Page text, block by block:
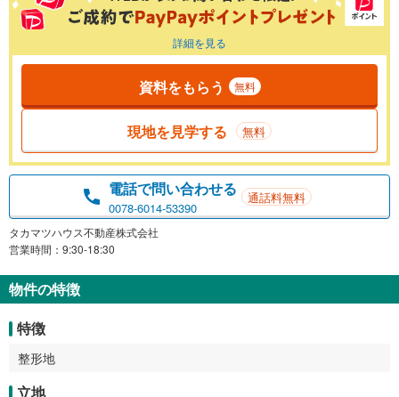
詳細を見る
資料をもらう 無料
現地を見学する 無料
電話で問い合わせる
0078-6014-53390
通話料無料
タカマツハウス不動産株式会社
営業時間：9:30-18:30
物件の特徴
特徴
整形地
立地